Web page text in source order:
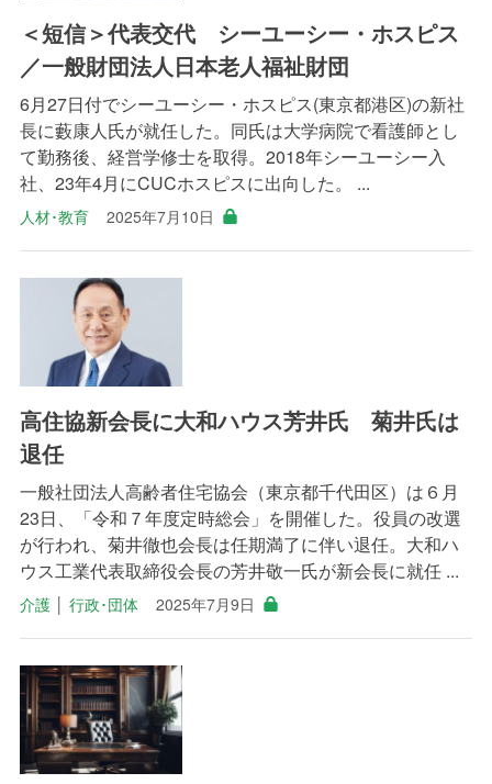
＜短信＞代表交代 シーユーシー・ホスピス
／一般財団法人日本老人福祉財団
6月27日付でシーユーシー・ホスピス(東京都港区)の新社
長に藪康人氏が就任した。同氏は大学病院で看護師とし
て勤務後、経営学修士を取得。2018年シーユーシー入
社、23年4月にCUCホスピスに出向した。 ...
人材･教育 2025年7月10日
高住協新会長に大和ハウス芳井氏 菊井氏は
退任
一般社団法人高齢者住宅協会（東京都千代田区）は６月
23日、「令和７年度定時総会」を開催した。役員の改選
が行われ、菊井徹也会長は任期満了に伴い退任。大和ハ
ウス工業代表取締役会長の芳井敬一氏が新会長に就任 ...
介護│ 行政･団体 2025年7月9日